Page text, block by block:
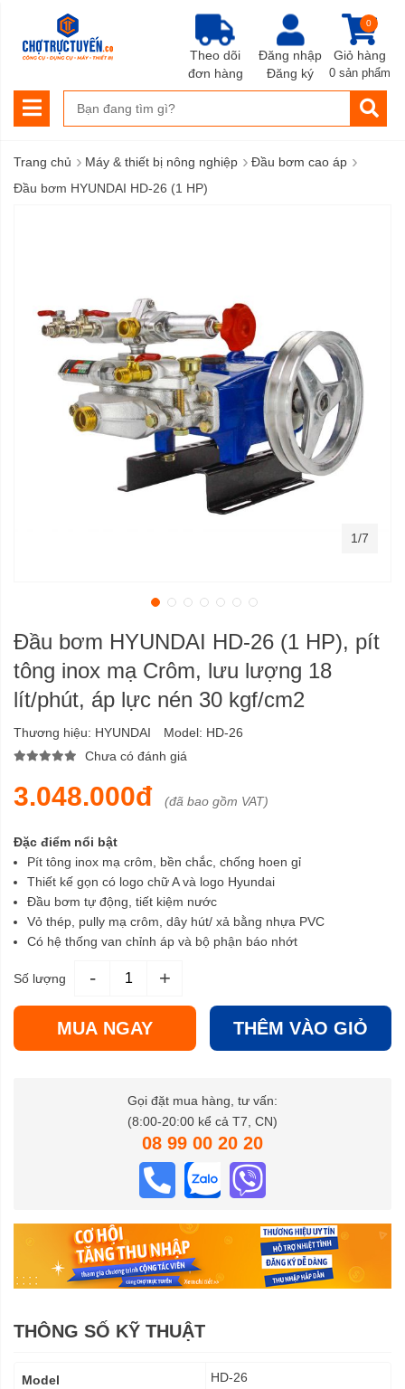
Đăng nhập
Đăng ký
Giỏ hàng
0
0 sản phẩm
Theo dõi
đơn hàng
Trang chủ › Máy & thiết bị nông nghiệp › Đầu bơm cao áp ›
Đầu bơm HYUNDAI HD-26 (1 HP)
Đầu bơm HYUNDAI HD-26 (1 HP), pít
tông inox mạ Crôm, lưu lượng 18
lít/phút, áp lực nén 30 kgf/cm2
Thương hiệu: HYUNDAI Model: HD-26
Chưa có đánh giá
3.048.000đ (đã bao gồm VAT)
Đặc điểm nổi bật
Pít tông inox mạ crôm, bền chắc, chống hoen gỉ
Thiết kế gọn có logo chữ A và logo Hyundai
Đầu bơm tự động, tiết kiệm nước
Vỏ thép, pully mạ crôm, dây hút/ xả bằng nhựa PVC
Có hệ thống van chỉnh áp và bộ phận báo nhớt
Số lượng - +
MUA NGAY THÊM VÀO GIỎ
Gọi đặt mua hàng, tư vấn:
(8:00-20:00 kể cả T7, CN)
08 99 00 20 20
1/7
THÔNG SỐ KỸ THUẬT
Model HD-26